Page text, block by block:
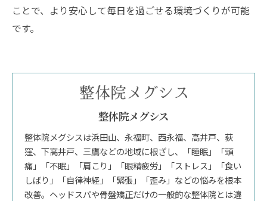
ことで、より安心して毎日を過ごせる環境づくりが可能
です。
整体院メグシス
整体院メグシスは浜田山、永福町、西永福、高井戸、荻
窪、下高井戸、三鷹などの地域に根ざし、「睡眠」「頭
痛」「不眠」「肩こり」「眼精疲労」「ストレス」「食い
しばり」「自律神経」「緊張」「歪み」などの悩みを根本
改善。ヘッドスパや骨盤矯正だけの一般的な整体院とは違